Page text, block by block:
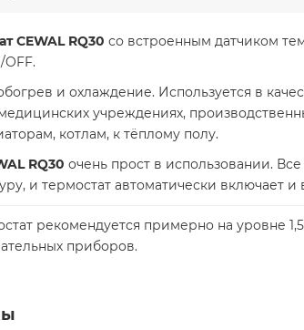
CEWAL RQ30 со встроенным датчиком
и охлаждение. Используется в
учреждениях,
котлам, к тёплому полу.
RQ30 очень прост в использовании.
и термостат автоматически включает
рекомендуется примерно на уровне
приборов.